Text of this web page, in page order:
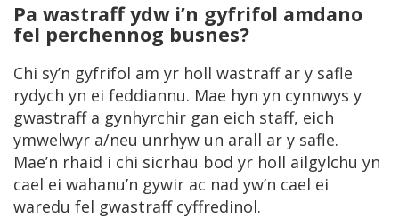
Pa wastraff ydw i’n gyfrifol amdano
fel perchennog busnes?
Chi sy’n gyfrifol am yr holl wastraff ar y safle
rydych yn ei feddiannu. Mae hyn yn cynnwys y
gwastraff a gynhyrchir gan eich staff, eich
ymwelwyr a/neu unrhyw un arall ar y safle.
Mae’n rhaid i chi sicrhau bod yr holl ailgylchu yn
cael ei wahanu’n gywir ac nad yw’n cael ei
waredu fel gwastraff cyffredinol.